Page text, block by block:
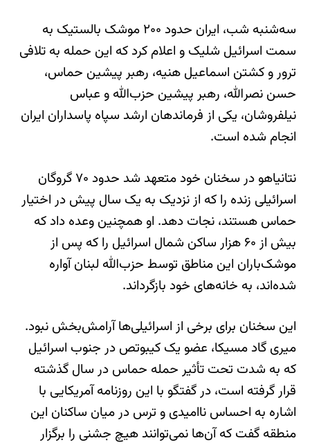
سه‌شنبه شب، ایران حدود ۲۰۰ موشک بالستیک به
سمت اسرائیل شلیک و اعلام کرد که این حمله به تلافی
ترور و کشتن اسماعیل هنیه، رهبر پیشین حماس،
حسن نصرالله، رهبر پیشین حزب‌الله و عباس
نیلفروشان، یکی از فرماندهان ارشد سپاه پاسداران ایران
انجام شده است.
نتانیاهو در سخنان خود متعهد شد حدود ۷۰ گروگان
اسرائیلی زنده‌ را که از نزدیک به یک سال پیش در اختیار
حماس هستند، نجات دهد. او همچنین وعده داد که
بیش از ۶۰ هزار ساکن شمال اسرائیل را که پس از
موشک‌باران این مناطق توسط حزب‌الله لبنان آواره
شده‌اند، به خانه‌های خود بازگرداند.
این سخنان برای برخی از اسرائیلی‌ها آرامش‌بخش نبود.
میری گاد مسیکا، عضو یک کیبوتص در جنوب اسرائیل
که به شدت تحت تأثیر حمله حماس در سال گذشته
قرار گرفته است، در گفتگو با این روزنامه آمریکایی با
اشاره به احساس ناامیدی و ترس در میان ساکنان این
منطقه گفت که آن‌ها نمی‌توانند هیچ جشنی را برگزار